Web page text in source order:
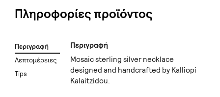
Πληροφορίες προϊόντος
Περιγραφή
Λεπτομέρειες
Tips
Περιγραφή
Mosaic sterling silver necklace
designed and handcrafted by Kalliopi
Kalaitzidou.